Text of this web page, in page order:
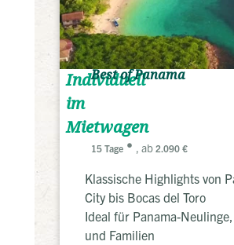
Individuell
im
Mietwagen
Best of Panama
15 Tage , ab 2.090 €
Klassische Highlights von
City bis Bocas del Toro
Ideal für Panama-
und Familien